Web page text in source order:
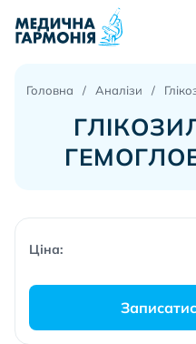
Головна Аналізи
Ціна: